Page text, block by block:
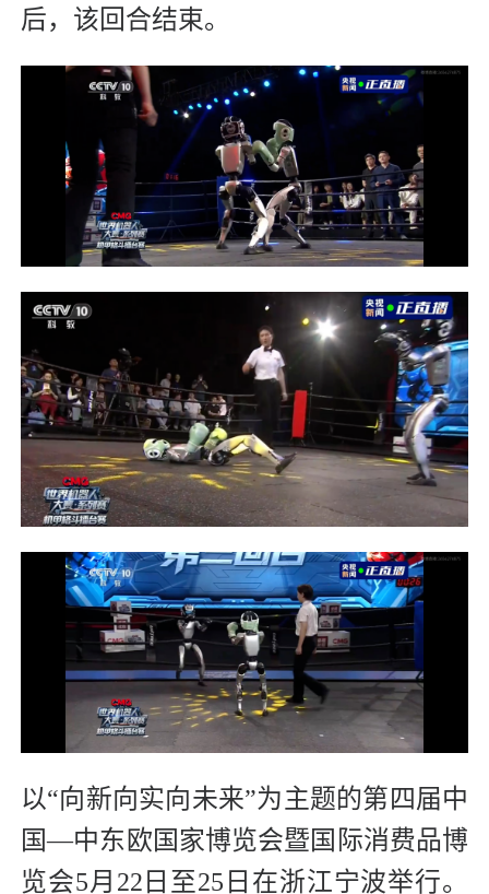
后，该回合结束。
以“向新向实向未来”为主题的第四届中
国—中东欧国家博览会暨国际消费品博
览会5月22日至25日在浙江宁波举行。